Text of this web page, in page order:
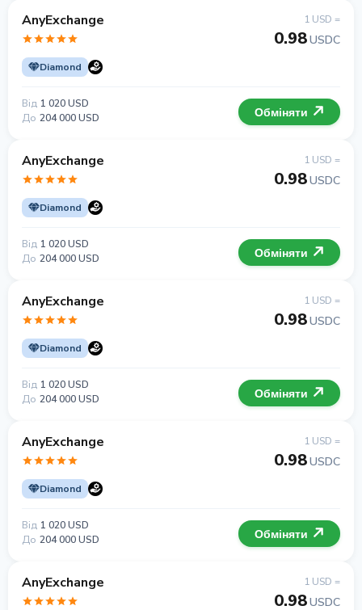
AnyExchange
Diamond
1 USD =
0.98USDC
Від 1 020 USD
До 204 000 USD Обміняти
AnyExchange
Diamond
1 USD =
0.98USDC
Від 1 020 USD
До 204 000 USD Обміняти
AnyExchange
Diamond
1 USD =
0.98USDC
Від 1 020 USD
До 204 000 USD Обміняти
AnyExchange
Diamond
1 USD =
0.98USDC
Від 1 020 USD
До 204 000 USD Обміняти
AnyExchange 1 USD =
0.98USDC